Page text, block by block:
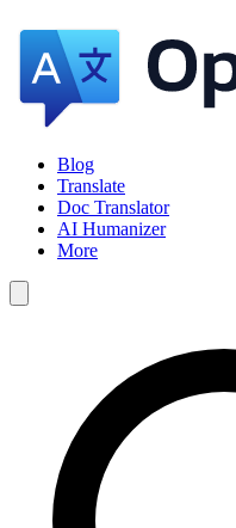
Blog
Translate
Doc Translator
AI Humanizer
More